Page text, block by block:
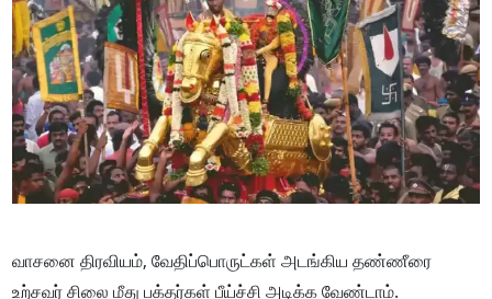
வாசனை திரவியம், வேதிப்பொருட்கள் அடங்கிய தண்ணீரை
உற்சவர் சிலை மீது பக்தர்கள் பீய்ச்சி அடிக்க வேண்டாம்.